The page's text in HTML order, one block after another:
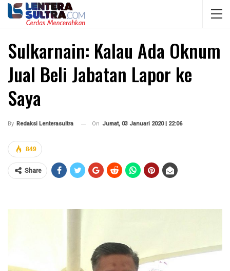
Sulkarnain: Kalau Ada Oknum
Jual Beli Jabatan Lapor ke
Saya
By Redaksi Lenterasultra On Jumat, 03 Januari 2020 | 22:06
849
Share